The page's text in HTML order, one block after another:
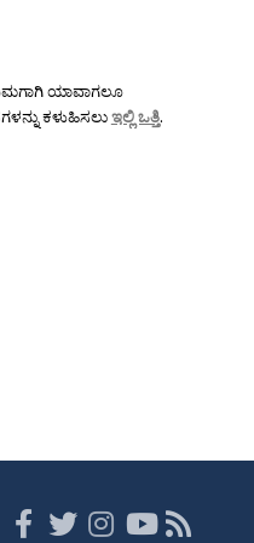
ಯಾವಾಗಲೂ
ಕಳುಹಿಸಲುಇಲ್ಲಿ ಒತ್ತಿ.